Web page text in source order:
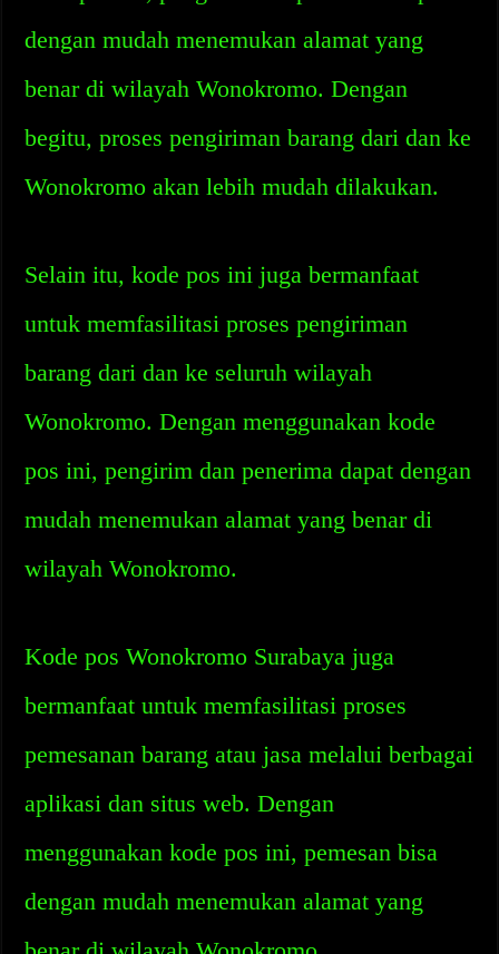
dengan mudah menemukan alamat yang
benar di wilayah Wonokromo. Dengan
begitu, proses pengiriman barang dari dan ke
Wonokromo akan lebih mudah dilakukan.
Selain itu, kode pos ini juga bermanfaat
untuk memfasilitasi proses pengiriman
barang dari dan ke seluruh wilayah
Wonokromo. Dengan menggunakan kode
pos ini, pengirim dan penerima dapat dengan
mudah menemukan alamat yang benar di
wilayah Wonokromo.
Kode pos Wonokromo Surabaya juga
bermanfaat untuk memfasilitasi proses
pemesanan barang atau jasa melalui berbagai
aplikasi dan situs web. Dengan
menggunakan kode pos ini, pemesan bisa
dengan mudah menemukan alamat yang